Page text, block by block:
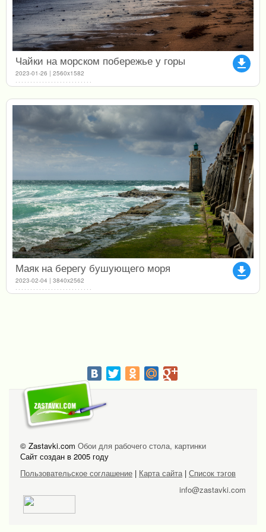
file_download
Чайки на морском побережье у горы
2023-01-26 | 2560x1582
file_download
Маяк на берегу бушующего моря
2023-02-04 | 3840x2562
© Zastavki.com Обои для рабочего стола, картинки
Сайт создан в 2005 году
Пользовательское соглашение | Карта сайта| Список тэгов
info@zastavki.com